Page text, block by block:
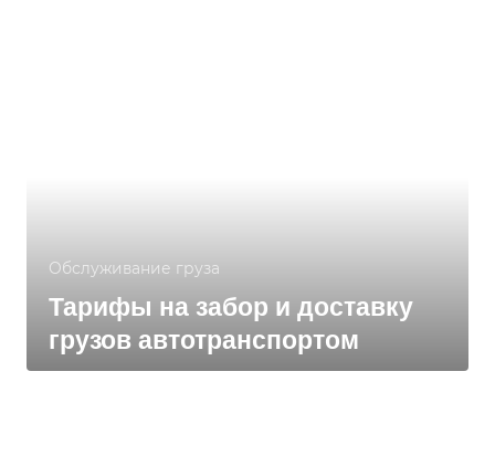
Обслуживание груза
Тарифы на забор и доставку
грузов автотранспортом